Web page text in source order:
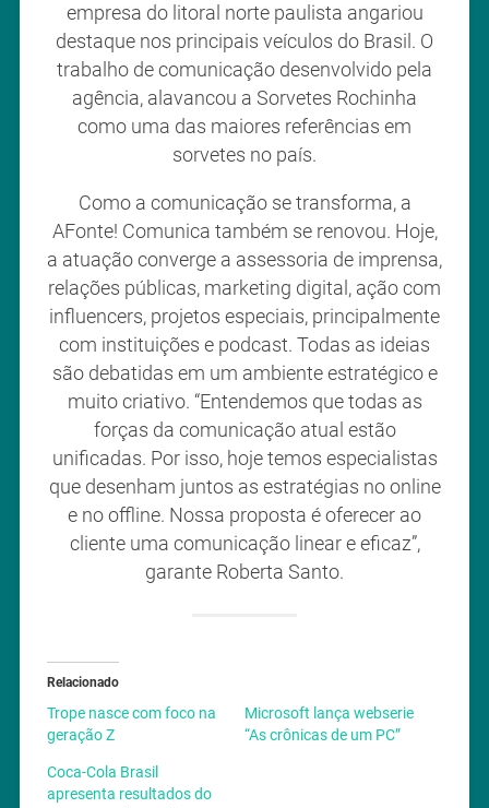
empresa do litoral norte paulista angariou
destaque nos principais veículos do Brasil. O
trabalho de comunicação desenvolvido pela
agência, alavancou a Sorvetes Rochinha
como uma das maiores referências em
sorvetes no país.
Como a comunicação se transforma, a
AFonte! Comunica também se renovou. Hoje,
a atuação converge a assessoria de imprensa,
relações públicas, marketing digital, ação com
influencers, projetos especiais, principalmente
com instituições e podcast. Todas as ideias
são debatidas em um ambiente estratégico e
muito criativo. “Entendemos que todas as
forças da comunicação atual estão
unificadas. Por isso, hoje temos especialistas
que desenham juntos as estratégias no online
e no offline. Nossa proposta é oferecer ao
cliente uma comunicação linear e eficaz”,
garante Roberta Santo.
Relacionado
Trope nasce com foco na
geração Z
Microsoft lança webserie
“As crônicas de um PC”
Coca-Cola Brasil
apresenta resultados do